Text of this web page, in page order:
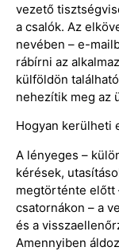
vezető
a csalók. Az
nevében – e-
rábírni az
külföldön
nehezítik meg az
Hogyan kerülheti
A lényeges –
kérések,
megtörténte előtt
csatornákon – a
és a
Amennyiben